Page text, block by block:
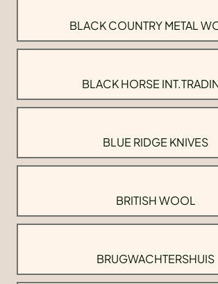
BLACK COUNTRY METAL
BLACK HORSE
BLUE RIDGE KNIVES
BRITISH WOOL
BRUGWACHTERSHUIS